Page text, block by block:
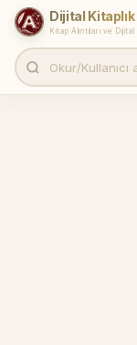
Dijital Kitaplık
Kitap Alıntıları ve Dijital